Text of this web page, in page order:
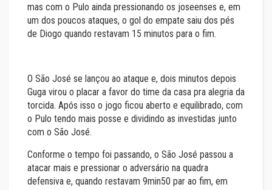
mas com o Pulo ainda pressionando os joseenses e, em
um dos poucos ataques, o gol do empate saiu dos pés
de Diogo quando restavam 15 minutos para o fim.
O São José se lançou ao ataque e, dois minutos depois
Guga virou o placar a favor do time da casa pra alegria da
torcida. Após isso o jogo ficou aberto e equilibrado, com
o Pulo tendo mais posse e dividindo as investidas junto
com o São José.
Conforme o tempo foi passando, o São José passou a
atacar mais e pressionar o adversário na quadra
defensiva e, quando restavam 9min50 par ao fim, em